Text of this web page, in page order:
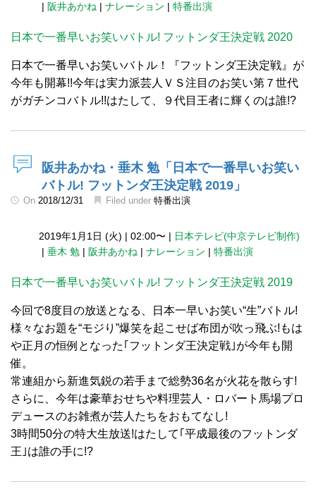
| 阪井あかね | ナレーション | 特番出演
日本で一番早いお笑いバトル! フットンダ王決定戦 2020
日本で一番早いお笑いバトル！『フットンダ王決定戦』が
今年も開幕!!今年は実力派芸人ＶＳ注目のお笑い第７世代
がガチンコバトル!!はたして、９代目王者に輝くのは誰!?
阪井あかね・垂木 勉「日本で一番早いお笑い
バトル! フットンダ王決定戦 2019」
On 2018/12/31 Filed under 特番出演
2019年1月1日 (火) | 02:00〜 | 日本テレビ(中京テレビ制作)
| 垂木 勉 | 阪井あかね | ナレーション | 特番出演
日本で一番早いお笑いバトル! フットンダ王決定戦 2019
今回で8度目の放送となる、日本一早いお笑い“生”バトル!
様々なお題を“モジり”爆笑を起こせば布団が吹っ飛ぶ!もは
や正月の恒例となった｢フットンダ王決定戦｣が今年も開
催。
常連組から新進気鋭の若手まで総勢36名が火花を散らす!
さらに、今年は豪華おせちや料理芸人・ロバート馬場プロ
デュースのお雑煮が芸人たちをおもてなし!
3時間50分の特大生放送!はたして｢平成最後のフットンダ
王｣は誰の手に!?